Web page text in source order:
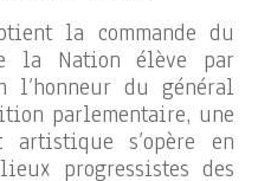
la commande du
la Nation élève par
l’honneur du général
parlementaire, une
s’opère en
progressistes des